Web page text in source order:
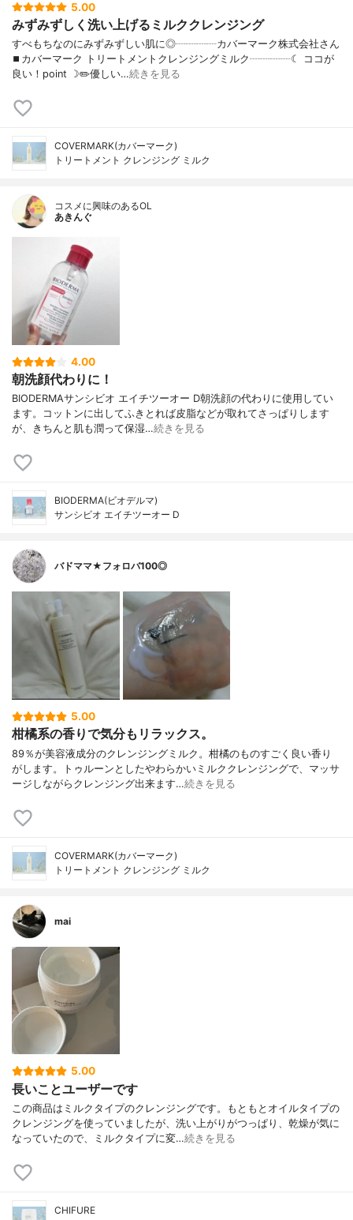
5.00
みずみずしく洗い上げるミルククレンジング
すべもちなのにみずみずしい肌に◎┈┈┈┈カバーマーク株式会社さん
⏹カバーマーク トリートメントクレンジングミルク┈┈┈┈☾ ココが
良い！point ☽✏️優しい…続きを見る
COVERMARK(カバーマーク)
トリートメント クレンジング ミルク
コスメに興味のあるOL
あきんぐ
4.00
朝洗顔代わりに！
BIODERMAサンシビオ エイチツーオー D朝洗顔の代わりに使用してい
ます。コットンに出してふきとれば皮脂などが取れてさっぱりします
が、きちんと肌も潤って保湿…続きを見る
BIODERMA(ビオデルマ)
サンシビオ エイチツーオー D
バドママ★フォロバ100◎
5.00
柑橘系の香りで気分もリラックス。
89％が美容液成分のクレンジングミルク。柑橘のものすごく良い香り
がします。トゥルーンとしたやわらかいミルククレンジングで、マッサ
ージしながらクレンジング出来ます…続きを見る
COVERMARK(カバーマーク)
トリートメント クレンジング ミルク
mai
5.00
長いことユーザーです
この商品はミルクタイプのクレンジングです。もともとオイルタイプの
クレンジングを使っていましたが、洗い上がりがつっぱり、乾燥が気に
なっていたので、ミルクタイプに変…続きを見る
CHIFURE